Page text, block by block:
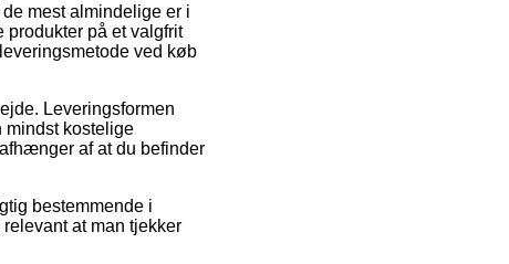
mest almindelige er i
produkter på et valgfrit
ved køb
Leveringsformen
mindst kostelige
af at du befinder
bestemmende i
at man tjekker